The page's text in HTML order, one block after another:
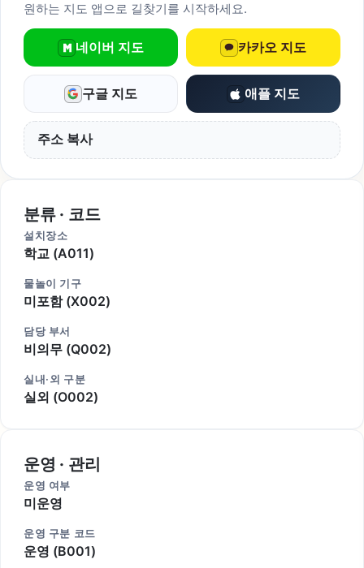
원하는 지도 앱으로 길찾기를 시작하세요.
네이버 지도 카카오 지도
구글 지도 애플 지도
주소 복사
분류 · 코드
설치장소
학교 (A011)
물놀이 기구
미포함 (X002)
담당 부서
비의무 (Q002)
실내·외 구분
실외 (O002)
운영 · 관리
운영 여부
미운영
운영 구분 코드
운영 (B001)